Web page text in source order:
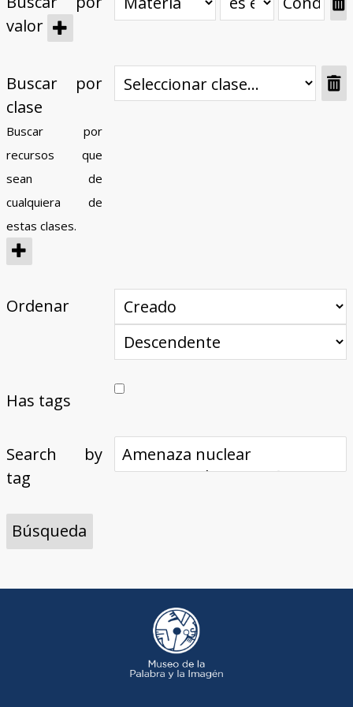
valor
Buscar por
clase
Buscar por
recursos que
sean de
cualquiera de
estas clases.
Ordenar
Has tags
Search by
tag